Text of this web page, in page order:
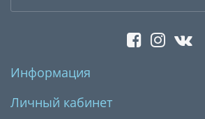
Информация
Личный кабинет